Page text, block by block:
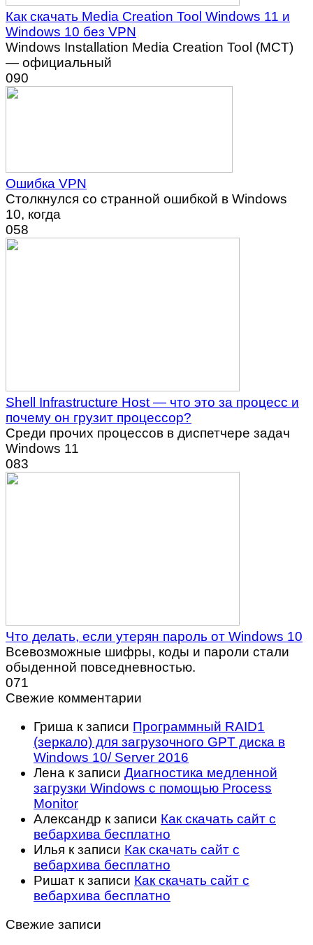
Как скачать Media Creation Tool Windows 11 и
Windows 10 без VPN
Windows Installation Media Creation Tool (MCT)
— официальный
090
Ошибка VPN
Столкнулся со странной ошибкой в Windows
10, когда
058
Shell Infrastructure Host — что это за процесс и
почему он грузит процессор?
Среди прочих процессов в диспетчере задач
Windows 11
083
Что делать, если утерян пароль от Windows 10
Всевозможные шифры, коды и пароли стали
обыденной повседневностью.
071
Свежие комментарии
Гриша к записи Программный RAID1
(зеркало) для загрузочного GPT диска в
Windows 10/ Server 2016
Лена к записи Диагностика медленной
загрузки Windows с помощью Process
Monitor
Александр к записи Как скачать сайт с
вебархива бесплатно
Илья к записи Как скачать сайт с
вебархива бесплатно
Ришат к записи Как скачать сайт с
вебархива бесплатно
Свежие записи